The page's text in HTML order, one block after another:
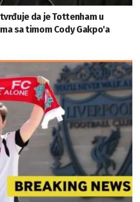
da je Tottenham u
sa timom Cody Gakpo'a